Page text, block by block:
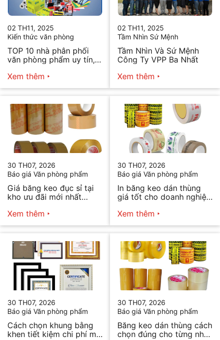
02 TH11, 2025
Kiến thức văn phòng
TOP 10 nhà phân phối
văn phòng phẩm uy tín,
Xem thêm
02 TH11, 2025
Tầm Nhìn Sứ Mệnh
Tầm Nhìn Và Sứ Mệnh
Công Ty VPP Ba Nhất
Xem thêm
30 TH07, 2026
Báo giá Văn phòng phẩm
Giá băng keo đục sỉ tại
kho ưu đãi mới nhất
Xem thêm
30 TH07, 2026
Báo giá Văn phòng phẩm
In băng keo dán thùng
giá tốt cho doanh nghiệp
Xem thêm
30 TH07, 2026
Báo giá Văn phòng phẩm
Cách chọn khung bằng
khen tiết kiệm chi phí mà
30 TH07, 2026
Báo giá Văn phòng phẩm
Băng keo dán thùng cách
chọn đúng cho từng nhu